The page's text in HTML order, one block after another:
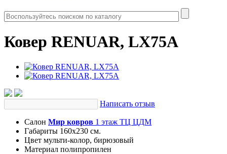
Ковер RENUAR, LX75A
Написать отзыв
Салон Мир ковров 1 этаж ТЦ ЦДМ
Габариты 160х230 см.
Цвет мульти-колор, бирюзовый
Материал полипропилен